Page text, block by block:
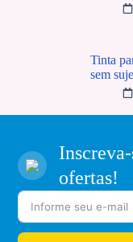
Tinta
sem
ofertas!